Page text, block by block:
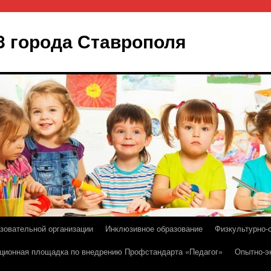
Ставрополя
организации Инклюзивное образование
Физкультурно-
площадка по внедрению Профстандарта «Педагог»
Опытно-